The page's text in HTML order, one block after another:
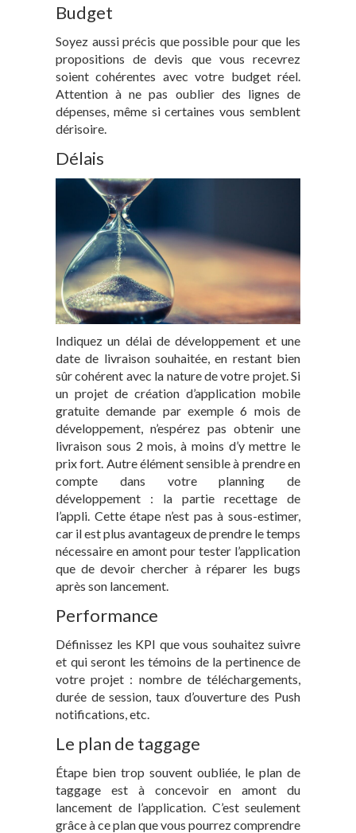
Budget
Soyez aussi précis que possible pour que les
propositions de devis que vous recevrez
soient cohérentes avec votre budget réel.
Attention à ne pas oublier des lignes de
dépenses, même si certaines vous semblent
dérisoire.
Délais
Indiquez un délai de développement et une
date de livraison souhaitée, en restant bien
sûr cohérent avec la nature de votre projet. Si
un projet de création d’application mobile
gratuite demande par exemple 6 mois de
développement, n’espérez pas obtenir une
livraison sous 2 mois, à moins d’y mettre le
prix fort. Autre élément sensible à prendre en
compte dans votre planning de
développement : la partie recettage de
l’appli. Cette étape n’est pas à sous-estimer,
car il est plus avantageux de prendre le temps
nécessaire en amont pour tester l’application
que de devoir chercher à réparer les bugs
après son lancement.
Performance
Définissez les KPI que vous souhaitez suivre
et qui seront les témoins de la pertinence de
votre projet : nombre de téléchargements,
durée de session, taux d’ouverture des Push
notifications, etc.
Le plan de taggage
Étape bien trop souvent oubliée, le plan de
taggage est à concevoir en amont du
lancement de l’application. C’est seulement
grâce à ce plan que vous pourrez comprendre